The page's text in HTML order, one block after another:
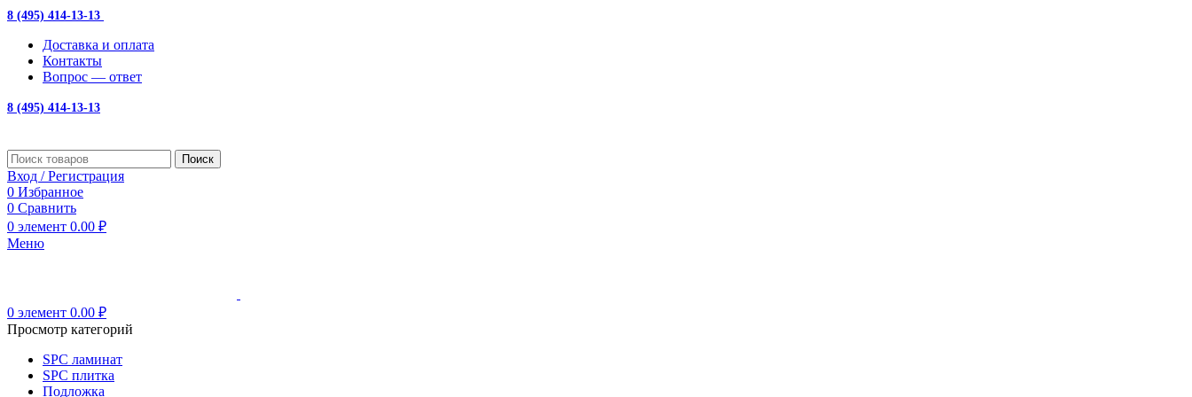
8 (495) 414-13-13
Доставка и оплата
Контакты
Вопрос — ответ
8 (495) 414-13-13
Поиск
Вход / Регистрация
0 Избранное
0 Сравнить
0 элемент 0.00 ₽
Меню
0 элемент 0.00 ₽
Просмотр категорий
SPC ламинат
SPC плитка
Подложка